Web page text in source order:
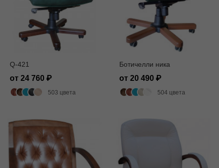
Q-421
от 24 760
503 цвета
Ботичелли ника
от 20 490
504 цвета